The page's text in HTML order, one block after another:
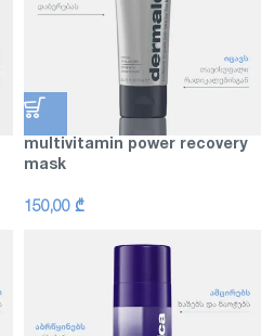
multivitamin power recovery
mask
150,00 ₾